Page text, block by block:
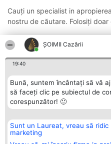
ȘOIMII Cazării
19:40
Bună, suntem încântați să vă
să faceți clic pe subiectul de
corespunzător! 🙂
Sunt un Laureat, vreau să ridic
marketing
Cauți un specialist in
nostru de căutare. Folosiți
Organizator Ranking
BRIGHT SOLUTIONS BR SRL
Aleea Timisul De Sus 2 Bl. A30
Lista